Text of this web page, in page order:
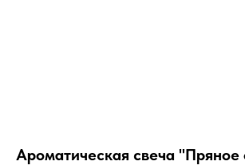
Ароматическая свеча "Пряное